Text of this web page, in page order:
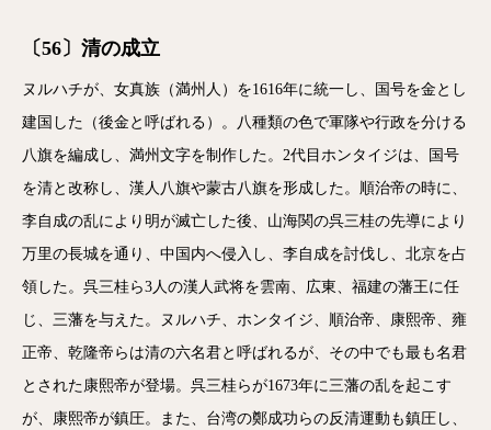
〔56〕清の成立
ヌルハチが、女真族（満州人）を1616年に統一し、国号を金とし
建国した（後金と呼ばれる）。八種類の色で軍隊や行政を分ける
八旗を編成し、満州文字を制作した。2代目ホンタイジは、国号
を清と改称し、漢人八旗や蒙古八旗を形成した。順治帝の時に、
李自成の乱により明が滅亡した後、山海関の呉三桂の先導により
万里の長城を通り、中国内へ侵入し、李自成を討伐し、北京を占
領した。呉三桂ら3人の漢人武将を雲南、広東、福建の藩王に任
じ、三藩を与えた。ヌルハチ、ホンタイジ、順治帝、康熙帝、雍
正帝、乾隆帝らは清の六名君と呼ばれるが、その中でも最も名君
とされた康熙帝が登場。呉三桂らが1673年に三藩の乱を起こす
が、康熙帝が鎮圧。また、台湾の鄭成功らの反清運動も鎮圧し、